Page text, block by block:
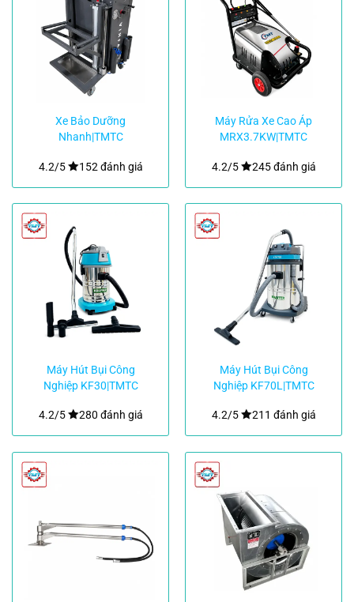
Xe Bảo Dưỡng
Nhanh|TMTC
4.2/5 152 đánh giá
Máy Rửa Xe Cao Áp
MRX3.7KW|TMTC
4.2/5 245 đánh giá
Máy Hút Bụi Công
Nghiệp KF30|TMTC
4.2/5 280 đánh giá
Máy Hút Bụi Công
Nghiệp KF70L|TMTC
4.2/5 211 đánh giá